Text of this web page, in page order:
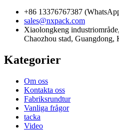
+86 13376767387
sales@nxpack.com
Xiaolongkeng
Chaozhou stad, Guangdong,
Kategorier
Om oss
Kontakta oss
Fabriksrundtur
Vanliga frågor
tacka
Video